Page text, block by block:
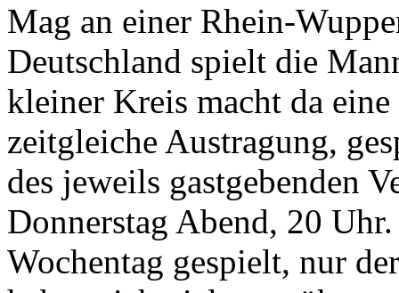
Mag an einer Rhein-
Deutschland spielt die
kleiner Kreis macht da
zeitgleiche Austragung,
des jeweils gastgebenden
Donnerstag Abend, 20
Wochentag gespielt, nur